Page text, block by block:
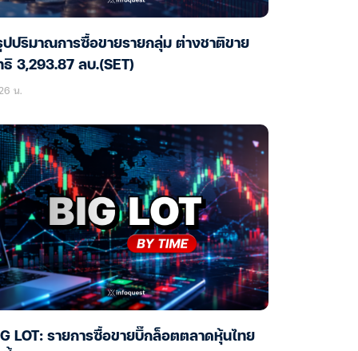
ปปริมาณการซื้อขายรายกลุ่ม ต่างชาติขาย
ธิ 3,293.87 ลบ.(SET)
น.
LOT: รายการซื้อขายบิ๊กล็อตตลาดหุ้นไทย